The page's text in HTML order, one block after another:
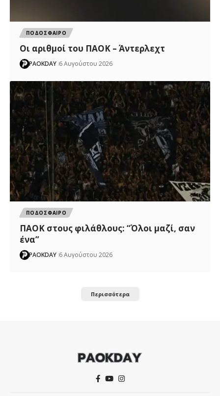
ΠΟΔΟΣΦΑΙΡΟ
Oι αριθμοί του ΠΑΟΚ – Άντερλεχτ
PAOKDAY 6 Αυγούστου 2026
ΠΟΔΟΣΦΑΙΡΟ
ΠΑΟΚ στους φιλάθλους: “Όλοι μαζί, σαν
ένα”
PAOKDAY 6 Αυγούστου 2026
Περισσότερα